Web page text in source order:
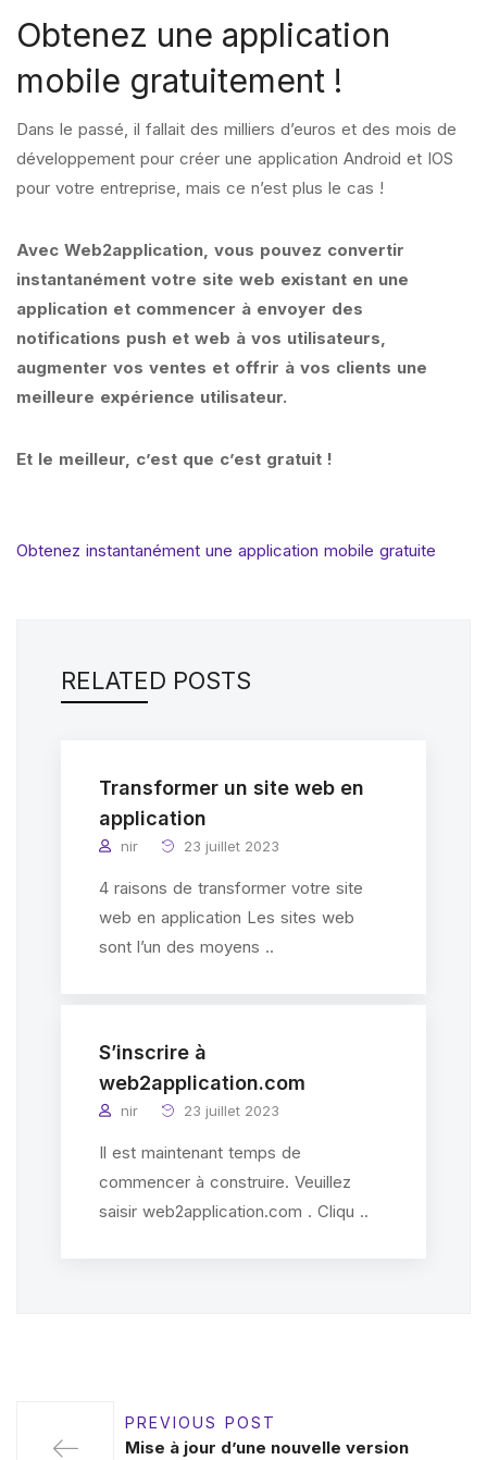
Obtenez une application
mobile gratuitement !
Dans le passé, il fallait des milliers d’euros et des mois de
développement pour créer une application Android et IOS
pour votre entreprise, mais ce n’est plus le cas !
Avec Web2application, vous pouvez convertir
instantanément votre site web existant en une
application et commencer à envoyer des
notifications push et web à vos utilisateurs,
augmenter vos ventes et offrir à vos clients une
meilleure expérience utilisateur.
Et le meilleur, c’est que c’est gratuit !
Obtenez instantanément une application mobile gratuite
RELATED POSTS
Transformer un site web en
application
nir 23 juillet 2023
4 raisons de transformer votre site
web en application Les sites web
sont l’un des moyens ..
S’inscrire à
web2application.com
nir 23 juillet 2023
Il est maintenant temps de
commencer à construire. Veuillez
saisir web2application.com . Cliqu ..
PREVIOUS POST
Mise à jour d’une nouvelle version